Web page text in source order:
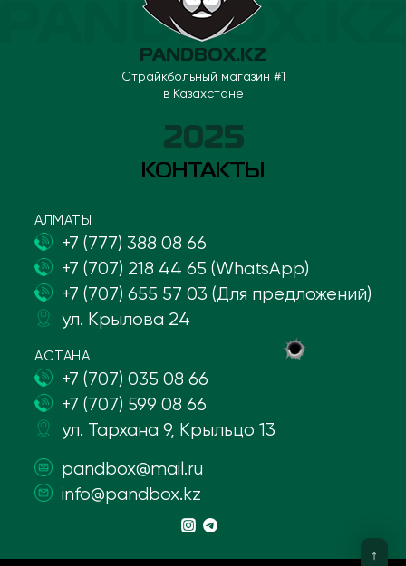
PANDBOX.KZ
Страйкбольный магазин #1
в Казахстане
2025
КОНТАКТЫ
АЛМАТЫ
+7 (777) 388 08 66
+7 (707) 218 44 65 (WhatsApp)
+7 (707) 655 57 03 (Для предложений)
ул. Крылова 24
АСТАНА
+7 (707) 035 08 66
+7 (707) 599 08 66
ул. Тархана 9, Крыльцо 13
pandbox@mail.ru
info@pandbox.kz